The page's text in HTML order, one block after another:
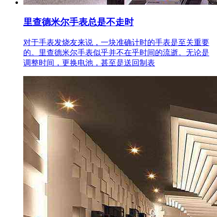
里查德米尔手表总是不走时
对于手表发烧友来说，一块准确计时的手表是至关重要
的。里查德米尔手表似乎并不在乎时间的流逝。无论是
调整时间，更换电池，甚至是送回制表